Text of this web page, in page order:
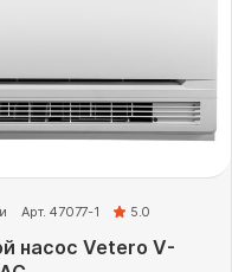
Арт. 47077-1 5.0
насос Vetero V-